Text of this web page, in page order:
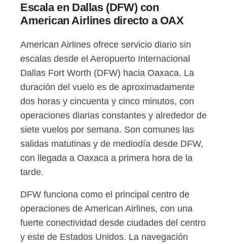
Escala en Dallas (DFW) con
American Airlines directo a OAX
American Airlines ofrece servicio diario sin
escalas desde el Aeropuerto Internacional
Dallas Fort Worth (DFW) hacia Oaxaca. La
duración del vuelo es de aproximadamente
dos horas y cincuenta y cinco minutos, con
operaciones diarias constantes y alrededor de
siete vuelos por semana. Son comunes las
salidas matutinas y de mediodía desde DFW,
con llegada a Oaxaca a primera hora de la
tarde.
DFW funciona como el principal centro de
operaciones de American Airlines, con una
fuerte conectividad desde ciudades del centro
y este de Estados Unidos. La navegación